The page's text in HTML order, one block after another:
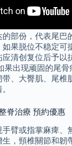
部份，代表尾巴
果脱位不稳定可
清创复位后予以
果出现顽固的尾骨
、大臀肌、尾椎
脊治療 預約優惠
臂或指掌麻痺、
，頸椎關節和韌